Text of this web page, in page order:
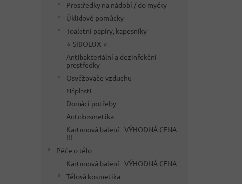
Prostředky na nádobí / do myčky
Úklidové pomůcky
Toaletní papíry, kapesníky
⭐ SIDOLUX ⭐
Antibakteriální a dezinfekční
prostředky
Osvěžovače vzduchu
Náplasti
Domácí potřeby
Autokosmetika
Kartonová balení - VÝHODNÁ CENA
!!!
Péče o tělo
Kartonová balení - VÝHODNÁ CENA
Tělová kosmetika